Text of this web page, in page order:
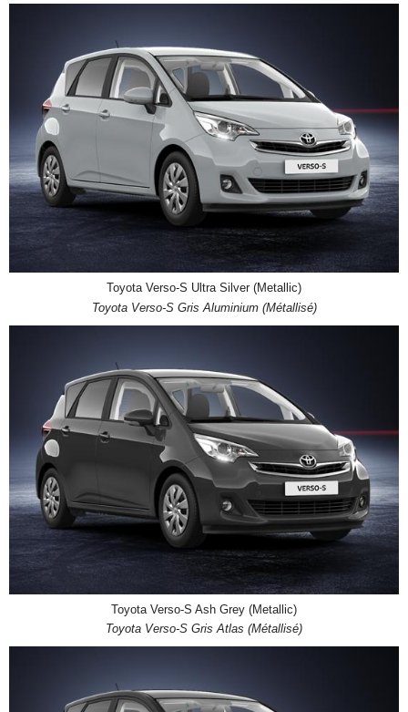
Toyota Verso-S Ultra Silver (Metallic)
Toyota Verso-S Gris Aluminium (Métallisé)
Toyota Verso-S Ash Grey (Metallic)
Toyota Verso-S Gris Atlas (Métallisé)